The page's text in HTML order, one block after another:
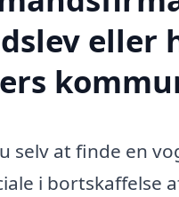
eller
selv at finde en
i bortskaffelse